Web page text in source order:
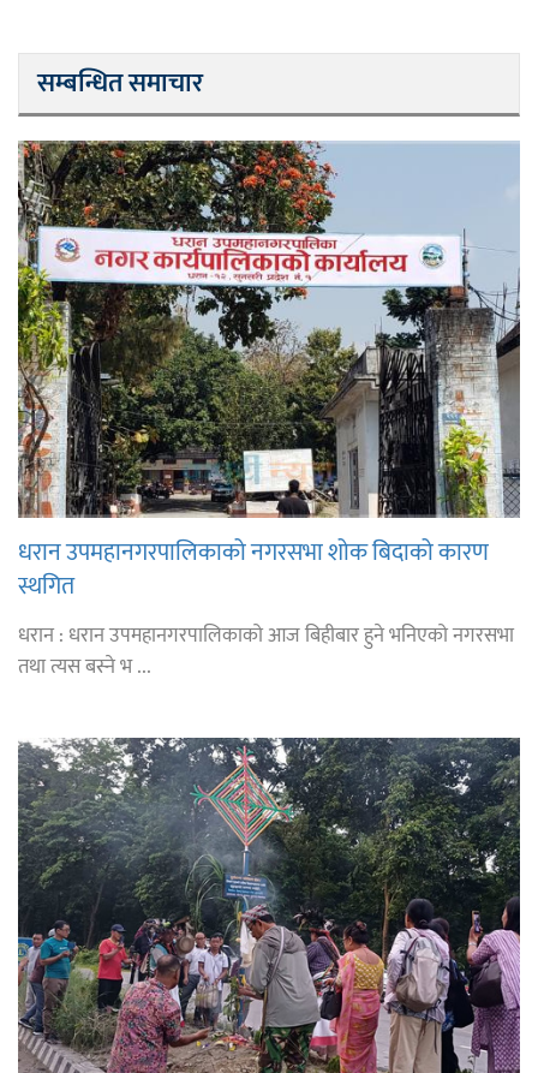
सम्बन्धित समाचार
धरान उपमहानगरपालिकाको नगरसभा शोक बिदाको कारण
स्थगित
धरान : धरान उपमहानगरपालिकाको आज बिहीबार हुने भनिएको नगरसभा
तथा त्यस बस्ने भ ...